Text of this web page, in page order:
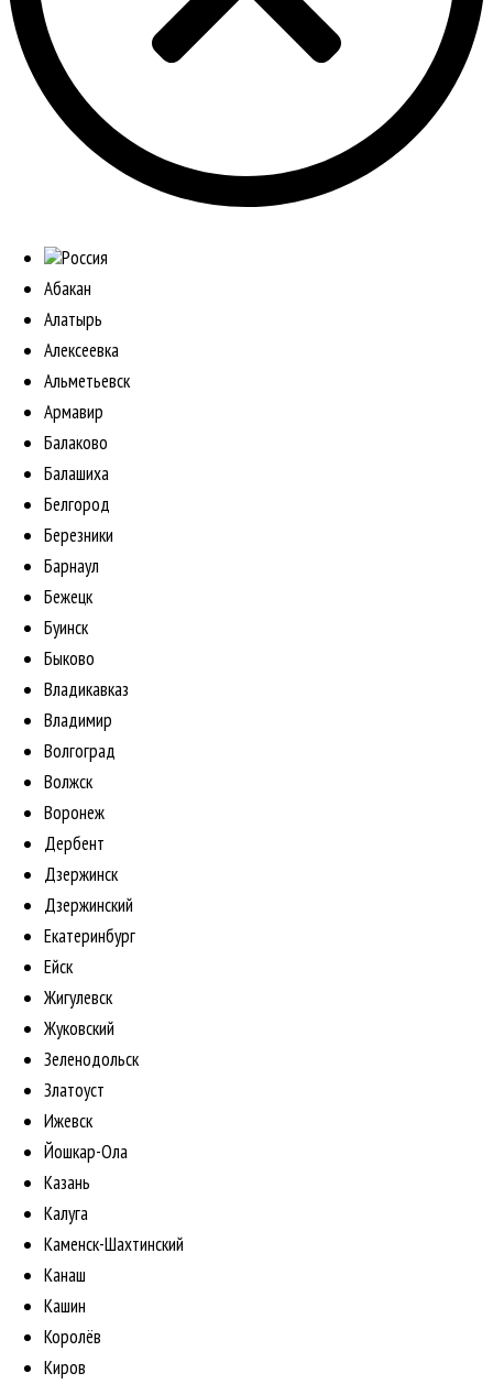
Россия
Абакан
Алатырь
Алексеевка
Альметьевск
Армавир
Балаково
Балашиха
Белгород
Березники
Барнаул
Бежецк
Буинск
Быково
Владикавказ
Владимир
Волгоград
Волжск
Воронеж
Дербент
Дзержинск
Дзержинский
Екатеринбург
Ейск
Жигулевск
Жуковский
Зеленодольск
Златоуст
Ижевск
Йошкар-Ола
Казань
Калуга
Каменск-Шахтинский
Канаш
Кашин
Королёв
Киров